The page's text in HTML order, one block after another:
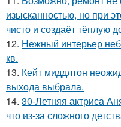
изысканностью, но при
чисто и создаёт
12. Нежный интерьер
кв.
13. Кейт миддлтон
выхода выбрала.
14. 30-Летняя актриса
что из-за сложного